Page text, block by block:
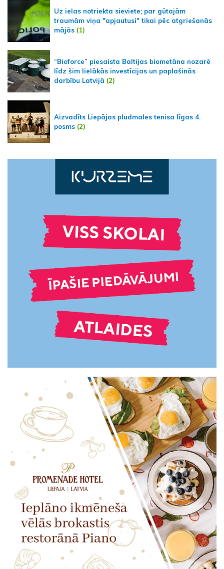
Uz ielas notriekta sieviete; par gūtajām
traumām viņa "apjautusi" tikai pēc atgriešanās
mājās (1)
“Bioforce” piesaista Baltijas biometāna nozarē
līdz šim lielākās investīcijas un paplašinās
darbību Latvijā (2)
Aizvadīts Liepājas pludmales tenisa līgas 4.
posms (2)